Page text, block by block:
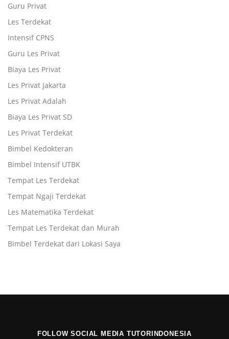
Guru Privat
Les Terdekat
Intensif CPNS
Guru Les Privat
Biaya Les Privat
Les Privat Jakarta
Les Privat Adalah
Biaya Les Privat SD
Les Privat Terdekat
Bimbel Kedokteran
Bimbel Intensif UTBK
Tempat Les Terdekat
Tempat Ngaji Terdekat
Les Matematika Terdekat
Tempat Les Terdekat dan Murah
Bimbel Terdekat dari Lokasi Saya
FOLLOW SOCIAL MEDIA TUTORINDONESIA